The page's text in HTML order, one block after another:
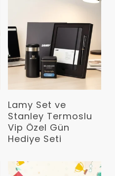
Devamını Oku
Lamy Set ve
Stanley Termoslu
Vip Özel Gün
Hediye Seti